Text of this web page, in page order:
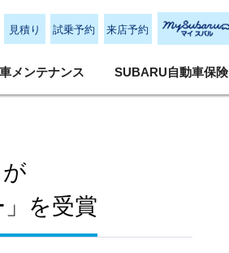
見積り 試乗予約 来店予約
メンテナンス SUBARU自動車保険
を受賞